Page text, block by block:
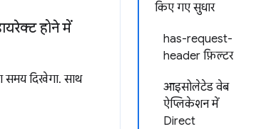
किए गए सुधार
has-request-
header फ़िल्टर
आइसोलेटेड वेब
ऐप्लिकेशन में
Direct
होने में
दिखेगा. साथ